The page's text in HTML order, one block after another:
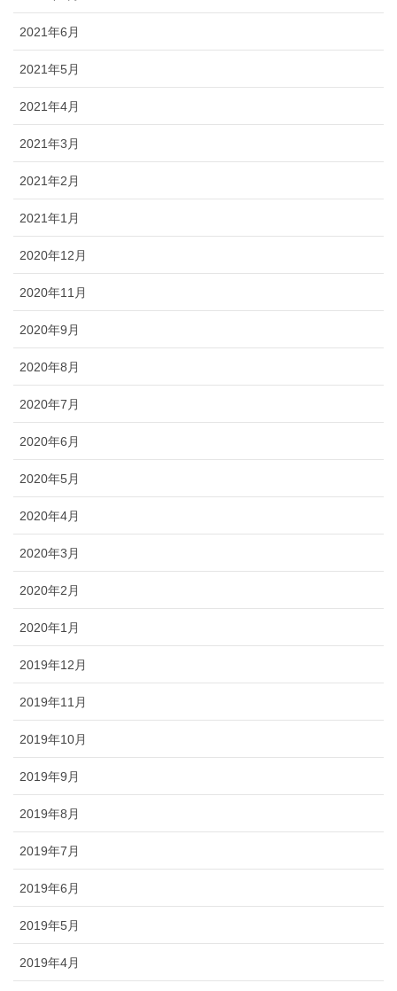
2021年6月
2021年5月
2021年4月
2021年3月
2021年2月
2021年1月
2020年12月
2020年11月
2020年9月
2020年8月
2020年7月
2020年6月
2020年5月
2020年4月
2020年3月
2020年2月
2020年1月
2019年12月
2019年11月
2019年10月
2019年9月
2019年8月
2019年7月
2019年6月
2019年5月
2019年4月